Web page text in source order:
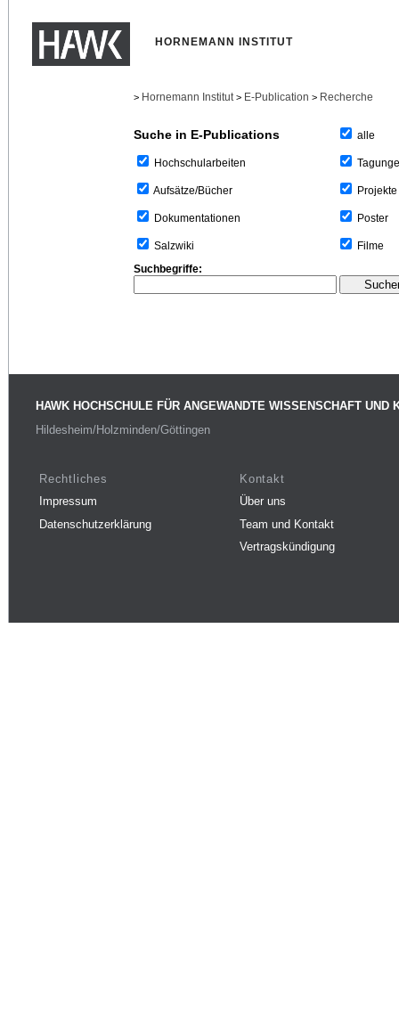
HORNEMANN INSTITUT
> Hornemann Institut > E-Publication > Recherche
Suche in E-Publications
Hochschularbeiten
Aufsätze/Bücher
Dokumentationen
Salzwiki
alle
Projekte
Poster
Filme
Suchbegriffe:
HAWK HOCHSCHULE FÜR ANGEWANDTE WISSENSCHAFT UND
Hildesheim/Holzminden/Göttingen
Rechtliches
Impressum
Datenschutzerklärung
Kontakt
Über uns
Team und Kontakt
Vertragskündigung